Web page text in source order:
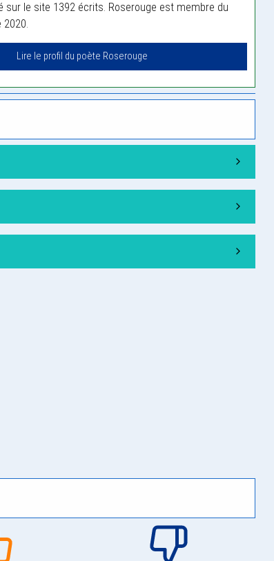
sur le site 1392 écrits. Roserouge est membre du
2020.
Lire le profil du poète Roserouge